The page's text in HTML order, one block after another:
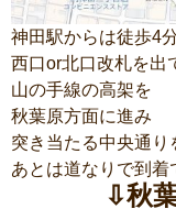
神田駅からは徒歩4分
西口or北口改札を出
山の手線の高架を
秋葉原方面に進み
突き当たる中央通り
あとは道なりで到着
⇩秋